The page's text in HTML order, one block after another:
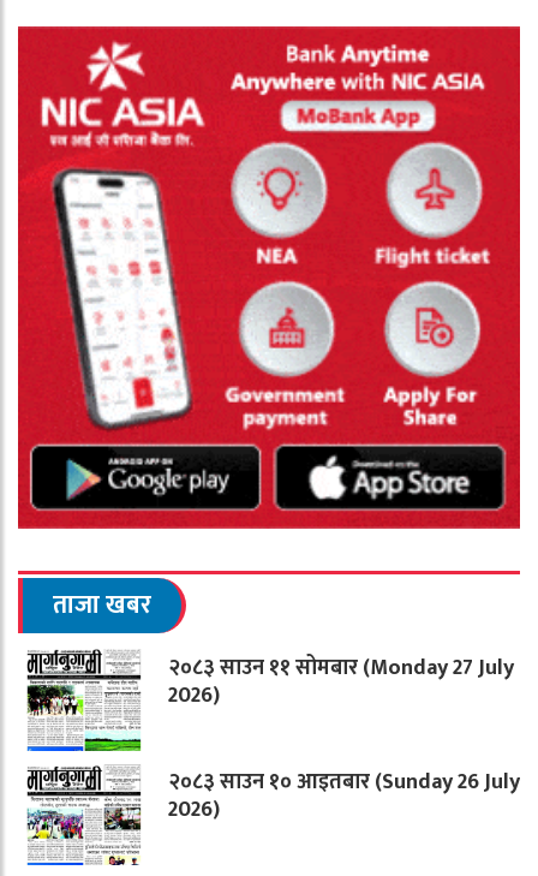
ताजा खबर
२०८३ साउन ११ सोमबार (Monday 27 July
2026)
२०८३ साउन १० आइतबार (Sunday 26 July
2026)